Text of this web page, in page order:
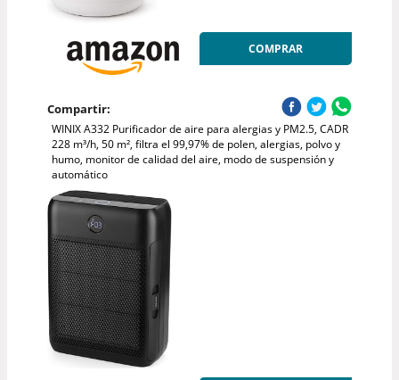
COMPRAR
Compartir:
WINIX A332 Purificador de aire para alergias y PM2.5, CADR
228 m³/h, 50 m², filtra el 99,97% de polen, alergias, polvo y
humo, monitor de calidad del aire, modo de suspensión y
automático